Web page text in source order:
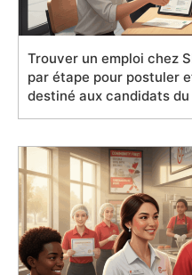
Trouver un emploi chez
par étape pour postuler
destiné aux candidats